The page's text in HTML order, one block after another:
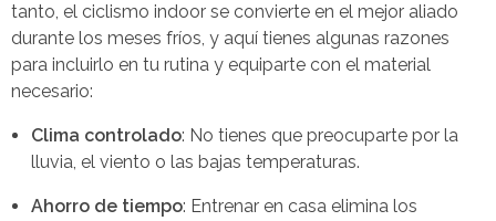
tanto, el ciclismo indoor se convierte en el mejor aliado
durante los meses fríos, y aquí tienes algunas razones
para incluirlo en tu rutina y equiparte con el material
necesario:
Clima controlado: No tienes que preocuparte por la
lluvia, el viento o las bajas temperaturas.
Ahorro de tiempo: Entrenar en casa elimina los